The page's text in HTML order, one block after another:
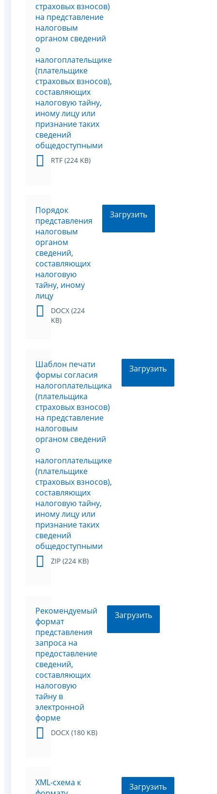
страховых взносов)
на представление
налоговым
органом сведений
о
налогоплательщике
(плательщике
страховых взносов),
составляющих
налоговую тайну,
иному лицу или
признание таких
сведений
общедоступными
RTF (224 KB)
Порядок
представления
налоговым
органом
сведений,
составляющих
налоговую
тайну, иному
лицу
DOCX (224
KB)
Загрузить
Шаблон печати
формы согласия
налогоплательщика
(плательщика
страховых взносов)
на представление
налоговым
органом сведений
о
налогоплательщике
(плательщике
страховых взносов),
составляющих
налоговую тайну,
иному лицу или
признание таких
сведений
общедоступными
ZIP (224 KB)
Загрузить
Рекомендуемый
формат
представления
запроса на
предоставление
сведений,
составляющих
налоговую
тайну в
электронной
форме
DOCX (180 KB)
Загрузить
XML-схема к
Загрузить